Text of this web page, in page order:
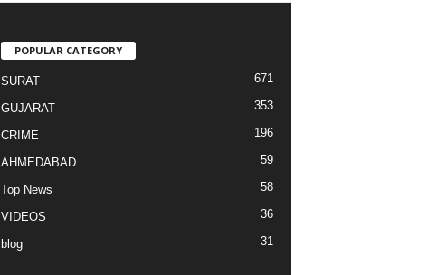
POPULAR CATEGORY
SURAT 671
GUJARAT 353
CRIME 196
AHMEDABAD 59
Top News 58
VIDEOS 36
blog 31